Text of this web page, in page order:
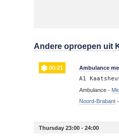
Andere oproepen uit
00:21 Ambulance
A1
Ambulance -
Noord-Brabant -
Thursday 23:00 - 24:00